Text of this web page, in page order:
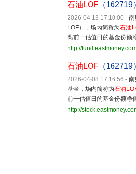
石油LOF （
2026-04-13 17:10:00 - 南
LOF），场内简称为石油
离前一估值日的基金份额
http://
石油LOF （
2026-04-08 17:16:56 - 南
基金，场内简称为石油
前一估值日的基金份额净值
http://